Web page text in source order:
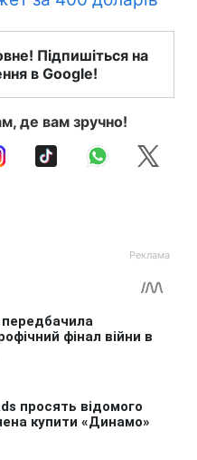
Підпишіться на
в Google!
де вам зручно!